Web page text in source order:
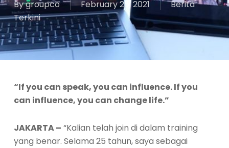
Bygroupco February 25, 2021
Berita
Terkini
“If you can speak, you can influence. If you
can influence, you can change life.”
JAKARTA – “Kalian telah join di dalam training
yang benar. Selama 25 tahun, saya sebagai